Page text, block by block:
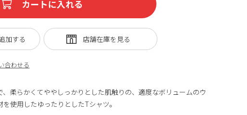
カートに入れる
合わせる
加する
、柔らかくてややしっかりとした肌触りの、適度なボリュームのウ
使用したゆったりとしたTシャツ。